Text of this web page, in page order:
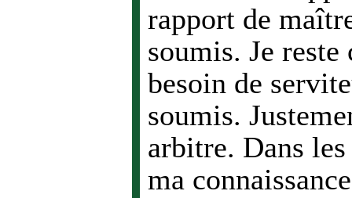
rapport de
soumis. Je reste
besoin de
soumis.
arbitre. Dans
ma